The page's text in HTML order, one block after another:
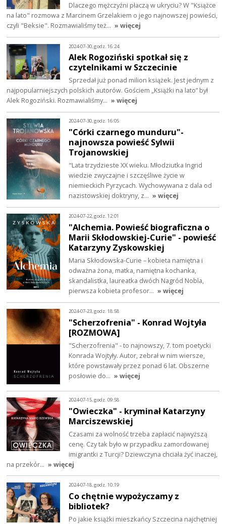
Dlaczego mężczyźni płaczą w ukryciu? W "Książce
na lato" rozmowa z Marcinem Grzelakiem o jego najnowszej powieści,
czyli "Beksie". Rozmawialiśmy też… » więcej
2024-07-30, godz. 16:24
Alek Rogoziński spotkał się z
czytelnikami w Szczecinie
Sprzedał już ponad milion książek. Jest jednym z
najpopularniejszych polskich autorów. Gościem „Książki na lato” był
Alek Rogoziński. Rozmawialiśmy… » więcej
2024-07-30, godz. 16:05
"Córki czarnego munduru"-
najnowsza powieść Sylwii
Trojanowskiej
"Lata trzydzieste XX wieku. Młodziutka Ingrid
wiedzie zwyczajne i szczęśliwe życie w
niemieckich Pyrzycach. Wychowywana z dala od
nazistowskiej doktryny, z… » więcej
2024-07-22, godz. 12:01
"Alchemia. Powieść biograficzna o
Marii Skłodowskiej-Curie" - powieść
Katarzyny Zyskowskiej
Maria Skłodowska-Curie – kobieta namiętna i
odważna żona, matka, namiętna kochanka,
skandalistka, laureatka dwóch Nagród Nobla,
pierwsza kobieta profesor… » więcej
2024-07-23, godz. 18:58
"Scherzofrenia" - Konrad Wojtyła
[ROZMOWA]
"Scherzofrenia" - to najnowszy, 7. tom poetycki
Konrada Wojtyły. Autor, zebrał w nim wiersze,
które powstawały przez ponad 6 lat. Obszerne
posłowie do… » więcej
2024-07-15, godz. 09:58
"Owieczka" - kryminał Katarzyny
Marciszewskiej
Czasami za wolność trzeba zapłacić najwyższą
cenę. Czy tak było w przypadku zamordowanej
imigrantki z Turcji? Dziewczyna chciała żyć inaczej,
na przekór… » więcej
2024-07-18, godz. 10:19
Co chętnie wypożyczamy z
bibliotek?
Po jakie książki mieszkańcy Szczecina najchętniej